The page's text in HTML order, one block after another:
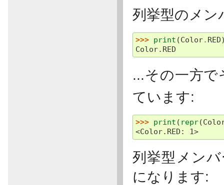
列挙型のメン
>>> print (Color. RED
Color.RED
...その一方
ています:
>>> print ( repr(
<Color.RED: 1>
列挙型メン
になります: